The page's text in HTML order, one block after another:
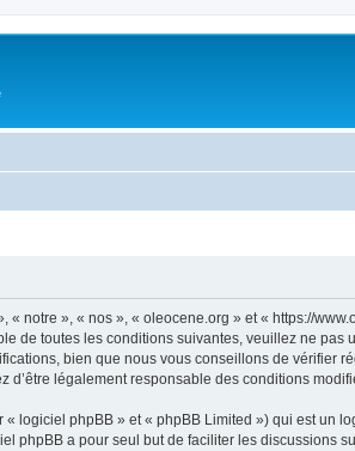
notre », « nos », « oleocene.org » et « https://
de toutes les conditions suivantes, veuillez ne
bien que nous vous conseillons de vérifier
légalement responsable des conditions
logiciel phpBB » et « phpBB Limited ») qui est un
phpBB a pour seul but de faciliter les discussions